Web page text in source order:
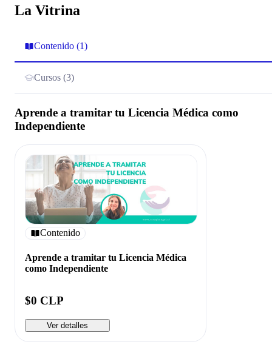
La Vitrina
Contenido (1)
Cursos (3)
Aprende a tramitar tu Licencia Médica como
Independiente
Contenido
Aprende a tramitar tu Licencia Médica
como Independiente
$0 CLP
Ver detalles